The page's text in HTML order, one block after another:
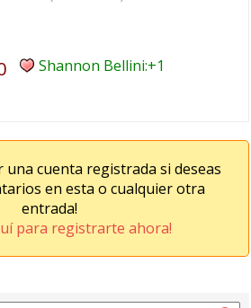
Shannon Bellini
una cuenta registrada si deseas
en esta o cualquier otra
entrada!
para registrarte ahora!